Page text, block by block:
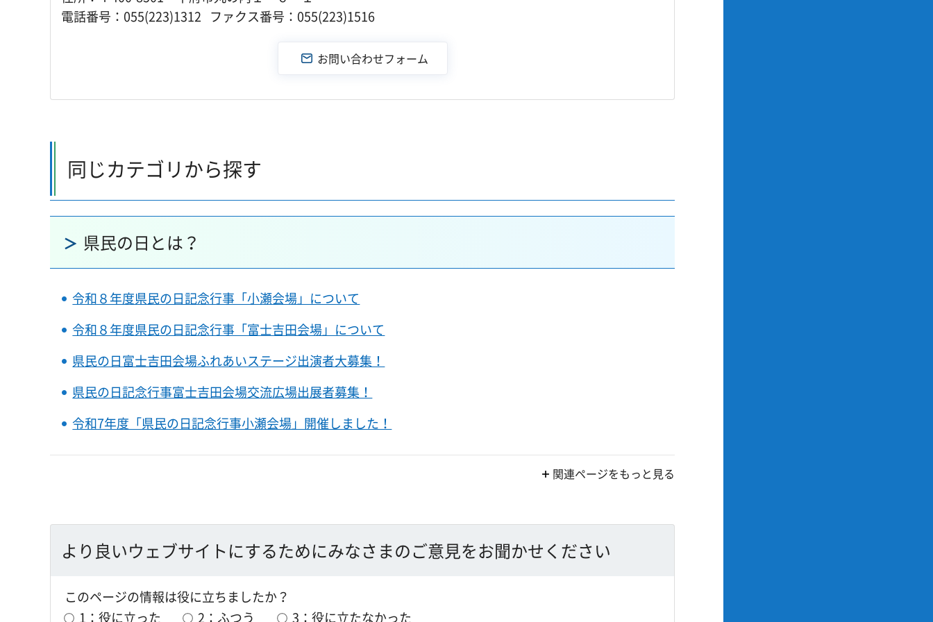
電話番号：055(223)1312 ファクス番号：055(223)1516
同じカテゴリから探す
県民の日とは？
令和８年度県民の日記念行事「小瀬会場」について
令和８年度県民の日記念行事「富士吉田会場」について
県民の日富士吉田会場ふれあいステージ出演者大募集！
県民の日記念行事富士吉田会場交流広場出展者募集！
令和7年度「県民の日記念行事小瀬会場」開催しました！
関連ページをもっと見る
より良いウェブサイトにするためにみなさまのご意見をお聞かせください
このページの情報は役に立ちましたか？
1：役に立った
2：ふつう 3：役に立たなかった